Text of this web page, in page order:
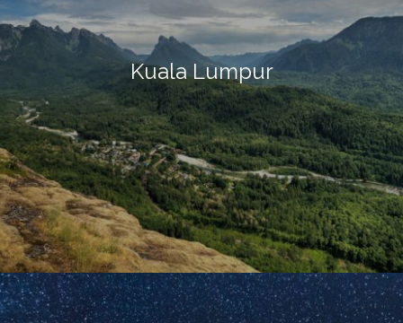
Kuala Lumpur